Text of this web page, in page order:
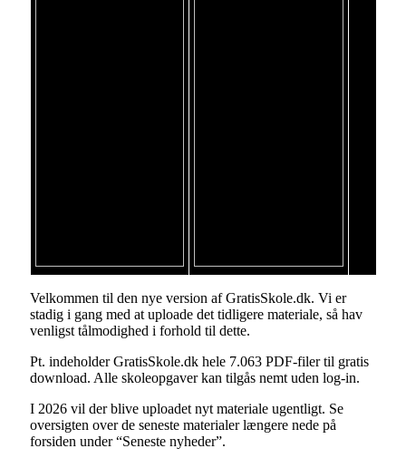
Velkommen til den nye version af GratisSkole.dk. Vi er
stadig i gang med at uploade det tidligere materiale, så hav
venligst tålmodighed i forhold til dette.
Pt. indeholder GratisSkole.dk hele 7.063 PDF-filer til gratis
download. Alle skoleopgaver kan tilgås nemt uden log-in.
I 2026 vil der blive uploadet nyt materiale ugentligt. Se
oversigten over de seneste materialer længere nede på
forsiden under “Seneste nyheder”.